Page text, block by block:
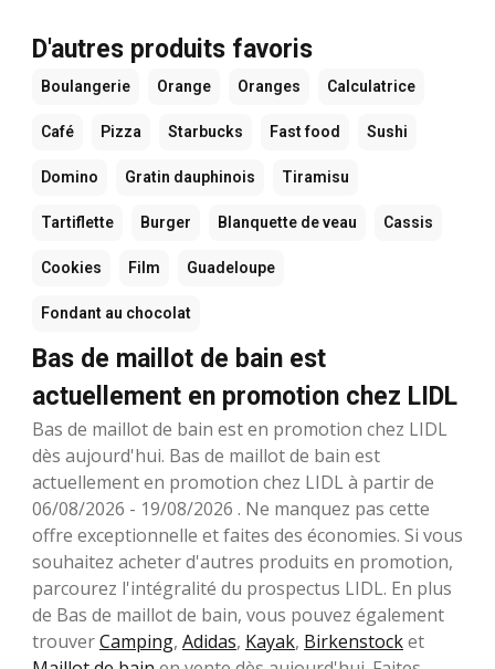
D'autres produits favoris
Boulangerie Orange Oranges Calculatrice
Café Pizza Starbucks Fast food Sushi
Domino Gratin dauphinois Tiramisu
Tartiflette Burger Blanquette de veau Cassis
Cookies Film Guadeloupe
Fondant au chocolat
Bas de maillot de bain est
actuellement en promotion chez LIDL
Bas de maillot de bain est en promotion chez LIDL
dès aujourd'hui. Bas de maillot de bain est
actuellement en promotion chez LIDL à partir de
06/08/2026 - 19/08/2026 . Ne manquez pas cette
offre exceptionnelle et faites des économies. Si vous
souhaitez acheter d'autres produits en promotion,
parcourez l'intégralité du prospectus LIDL. En plus
de Bas de maillot de bain, vous pouvez également
trouverCamping, Adidas, Kayak, Birkenstocket